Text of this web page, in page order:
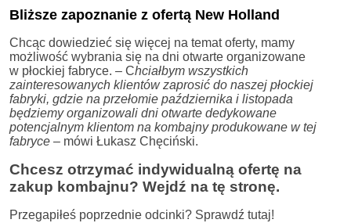
Bliższe zapoznanie z ofertą New Holland
Chcąc dowiedzieć się więcej na temat oferty, mamy
możliwość wybrania się na dni otwarte organizowane
w płockiej fabryce. – Chciałbym wszystkich
zainteresowanych klientów zaprosić do naszej płockiej
fabryki, gdzie na przełomie października i listopada
będziemy organizowali dni otwarte dedykowane
potencjalnym klientom na kombajny produkowane w tej
fabryce – mówi Łukasz Chęciński.
Chcesz otrzymać indywidualną ofertę na
zakup kombajnu? Wejdź na tę stronę.
Przegapiłeś poprzednie odcinki? Sprawdź tutaj!